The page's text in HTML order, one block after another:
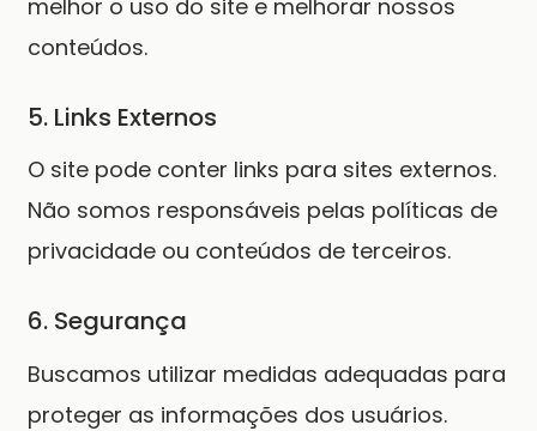
melhor o uso do site e melhorar nossos
conteúdos.
5. Links Externos
O site pode conter links para sites externos.
Não somos responsáveis pelas políticas de
privacidade ou conteúdos de terceiros.
6. Segurança
Buscamos utilizar medidas adequadas para
proteger as informações dos usuários.